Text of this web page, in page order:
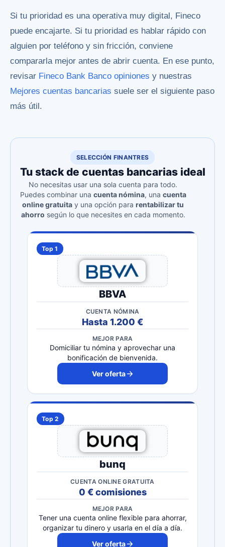
Si tu prioridad es una operativa muy digital, Fineco
puede encajarte. Si tu prioridad es hablar rápido con
alguien por teléfono y sin fricción, conviene
compararla mejor antes de abrir cuenta. En ese punto,
revisar Fineco Bank Banco opiniones y nuestras
Mejores cuentas bancarias suele ser el siguiente paso
más útil.
SELECCIÓN FINANTRES
Tu stack de cuentas bancarias ideal
No necesitas usar una sola cuenta para todo.
Puedes combinar una cuenta nómina, una cuenta
online gratuita y una opción para rentabilizar tu
ahorro según lo que necesites en cada momento.
Top 1
BBVA
CUENTA NÓMINA
Hasta 1.200 €
MEJOR PARA
Domiciliar tu nómina y aprovechar una
bonificación de bienvenida.
Ver oferta
Top 2
bunq
CUENTA ONLINE GRATUITA
0 € comisiones
MEJOR PARA
Tener una cuenta online flexible para ahorrar,
organizar tu dinero y usarla en el día a día.
Ver oferta